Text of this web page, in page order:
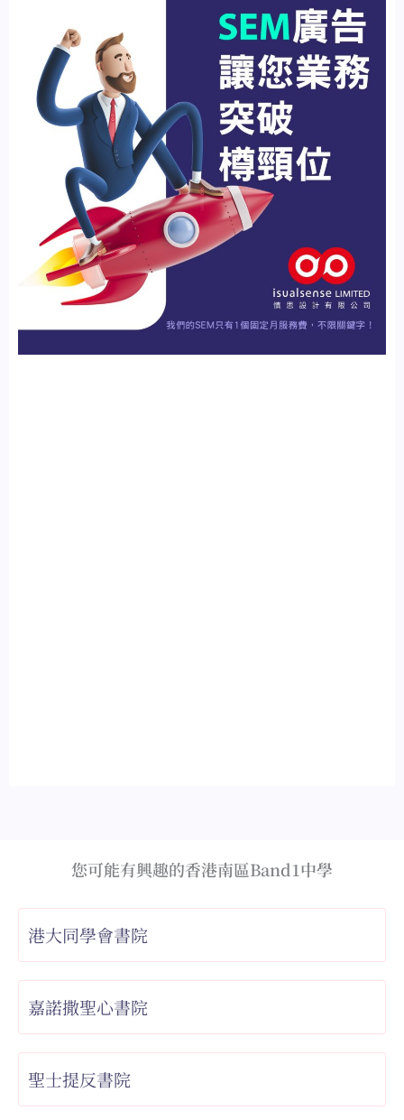
您可能有興趣的香港南區Band1中學
港大同學會書院
嘉諾撒聖心書院
聖士提反書院